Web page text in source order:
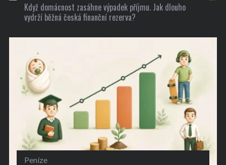
Když domácnost zasáhne výpadek příjmu. Jak dlouho
vydrží běžná česká finanční rezerva?
Peníze